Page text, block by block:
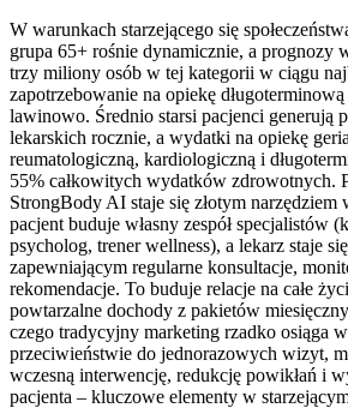
W warunkach starzejącego się
grupa 65+ rośnie dynamicznie, a prognozy
trzy miliony osób w tej kategorii w ciągu
zapotrzebowanie na opiekę
lawinowo. Średnio starsi pacjenci generują
lekarskich rocznie, a wydatki na opiekę
reumatologiczną, kardiologiczną i
55% całkowitych wydatków zdrowotnych.
StrongBody AI staje się złotym
pacjent buduje własny zespół specjalistów
psycholog, trener wellness), a lekarz staje
zapewniającym regularne konsultacje,
rekomendacje. To buduje relacje na całe
powtarzalne dochody z pakietów
czego tradycyjny marketing rzadko osiąga
przeciwieństwie do jednorazowych wizyt,
wczesną interwencję, redukcję powikłań i
pacjenta – kluczowe elementy w